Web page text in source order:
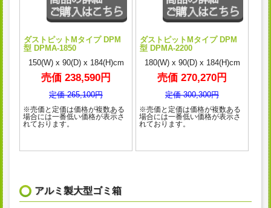
ダストピットMタイプ DPM
型 DPMA-1850
150(W) x 90(D) x 184(H)cm
売価 238,590円
定価 265,100円
※売価と定価は価格が複数ある
場合には一番低い価格が表示さ
れております。
ダストピットMタイプ DPM
型 DPMA-2200
180(W) x 90(D) x 184(H)cm
売価 270,270円
定価 300,300円
※売価と定価は価格が複数ある
場合には一番低い価格が表示さ
れております。
アルミ製大型ゴミ箱